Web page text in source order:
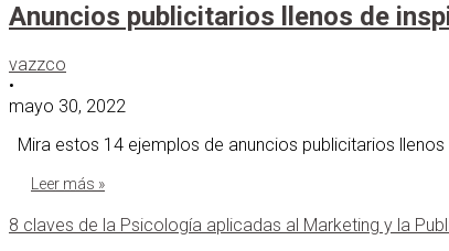
Anuncios publicitarios llenos de
vazzco
•
mayo 30, 2022
Mira estos 14 ejemplos de anuncios publicitarios
Leer más »
8 claves de la Psicología aplicadas al Marketing y la